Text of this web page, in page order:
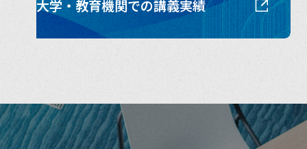
大学・教育機関での講義実績